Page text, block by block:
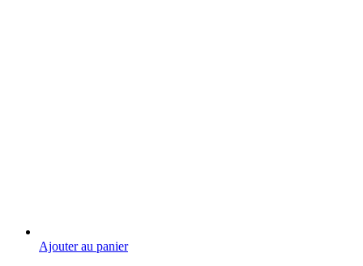
Ajouter au panier